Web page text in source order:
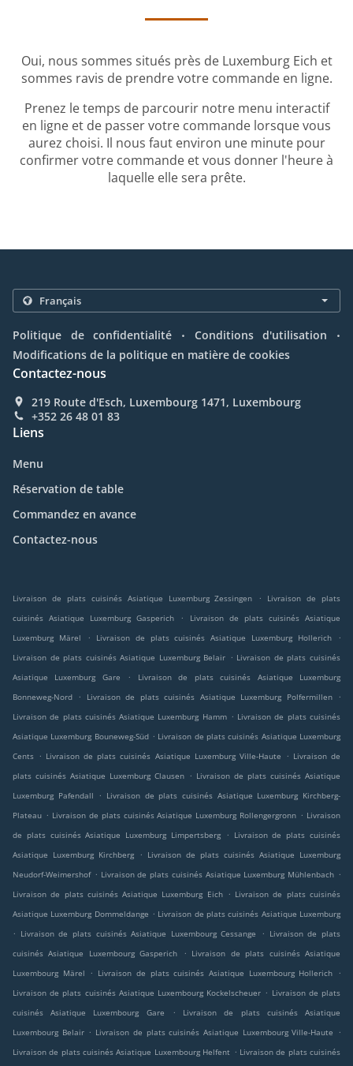
Oui, nous sommes situés près de Luxemburg Eich et
sommes ravis de prendre votre commande en ligne.
Prenez le temps de parcourir notre menu interactif
en ligne et de passer votre commande lorsque vous
aurez choisi. Il nous faut environ une minute pour
confirmer votre commande et vous donner l'heure à
laquelle elle sera prête.
Politique de confidentialité . Conditions d'utilisation .
Modifications de la politique en matière de cookies
Contactez-nous
219 Route d'Esch, Luxembourg 1471, Luxembourg
+352 26 48 01 83
Liens
Menu
Réservation de table
Commandez en avance
Contactez-nous
Livraison de plats cuisinés Asiatique Luxemburg Zessingen .
Livraison de plats
cuisinés Asiatique Luxemburg Gasperich
.
Livraison de plats cuisinés Asiatique
Luxemburg Märel
. Livraison de plats cuisinés Asiatique Luxemburg Hollerich
.
Livraison de plats cuisinés Asiatique Luxemburg Belair . Livraison de plats cuisinés
Asiatique Luxemburg Gare
.
Livraison de plats cuisinés Asiatique Luxemburg
Bonneweg-Nord
. Livraison de plats cuisinés Asiatique Luxemburg Polfermillen
.
Livraison de plats cuisinés Asiatique Luxemburg Hamm . Livraison de plats cuisinés
Asiatique Luxemburg Bouneweg-Süd . Livraison de plats cuisinés Asiatique Luxemburg
Cents . Livraison de plats cuisinés Asiatique Luxemburg Ville-Haute . Livraison de
plats cuisinés Asiatique Luxemburg Clausen . Livraison de plats cuisinés Asiatique
Luxemburg Pafendall
. Livraison de plats cuisinés Asiatique Luxemburg Kirchberg-
Plateau . Livraison de plats cuisinés Asiatique Luxemburg Rollengergronn . Livraison
de plats cuisinés Asiatique Luxemburg Limpertsberg
. Livraison de plats cuisinés
Asiatique Luxemburg Kirchberg
. Livraison de plats cuisinés Asiatique Luxemburg
Neudorf-Weimershof . Livraison de plats cuisinés Asiatique Luxemburg Mühlenbach .
Livraison de plats cuisinés Asiatique Luxemburg Eich . Livraison de plats cuisinés
Asiatique Luxemburg Dommeldange . Livraison de plats cuisinés Asiatique Luxemburg
. Livraison de plats cuisinés Asiatique Luxembourg Cessange . Livraison de plats
cuisinés Asiatique Luxembourg Gasperich
. Livraison de plats cuisinés Asiatique
Luxembourg Märel
. Livraison de plats cuisinés Asiatique Luxembourg Hollerich
.
Livraison de plats cuisinés Asiatique Luxembourg Kockelscheuer . Livraison de plats
cuisinés Asiatique Luxembourg Gare
.
Livraison de plats cuisinés Asiatique
Luxembourg Belair . Livraison de plats cuisinés Asiatique Luxembourg Ville-Haute
.
Livraison de plats cuisinés Asiatique Luxembourg Helfent . Livraison de plats cuisinés